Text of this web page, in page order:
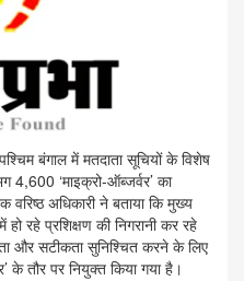
पश्चिम बंगाल में मतदाता सूचियों के विशेष
‘माइक्रो-ऑब्जर्वर’ का
वरिष्ठ अधिकारी ने बताया कि मुख्य
रहे प्रशिक्षण की निगरानी कर रहे
और सटीकता सुनिश्चित करने के लिए
के तौर पर नियुक्त किया गया है।